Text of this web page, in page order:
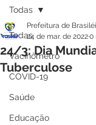
Todas
Vacinômetro
COVID-19
Saúde
Educação
Todas
24/3: Dia
Tuberculose
Prefeitura de
24 de mar. de 20220